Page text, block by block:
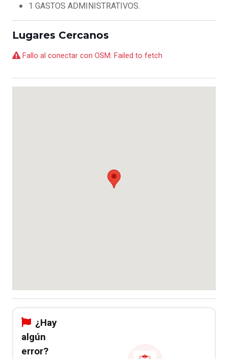
1 GASTOS ADMINISTRATIVOS.
Lugares Cercanos
Fallo al conectar con OSM: Failed to fetch
¿Hay
algún
error?